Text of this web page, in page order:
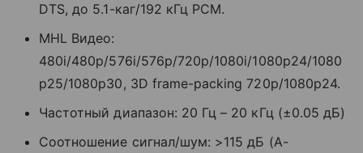
DTS, до 5.1-каг/192 кГц PCM.
MHL Видео:
480i/480p/576i/576p/720p/1080i/1080p24/1080
p25/1080p30, 3D frame-packing 720p/1080p24.
Частотный диапазон: 20 Гц – 20 кГц (±0.05 дБ)
Соотношение сигнал/шум: >115 дБ (A-